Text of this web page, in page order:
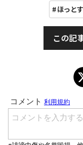
ほっと
この記